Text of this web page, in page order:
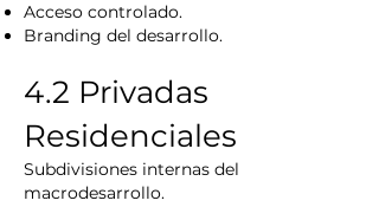
Acceso controlado.
Branding del desarrollo.
4.2 Privadas
Residenciales
Subdivisiones internas del
macrodesarrollo.